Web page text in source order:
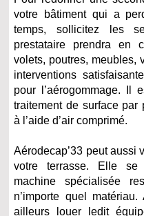
votre bâtiment qui a
temps, sollicitez les
prestataire prendra en
volets, poutres, meubles,
interventions
pour l’aérogommage. Il
traitement de surface par
à l’aide d’air comprimé.
Aérodecap’33 peut aussi
votre terrasse. Elle se
machine spécialisée
n’importe quel
ailleurs louer ledit